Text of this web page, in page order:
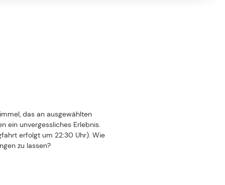
das an ausgewählten
ein unvergessliches Erlebnis.
erfolgt um 22:30 Uhr). Wie
zu lassen?